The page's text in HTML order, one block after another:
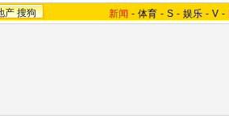
产 搜狗 新闻 - 体育 - S - 娱乐 - V -